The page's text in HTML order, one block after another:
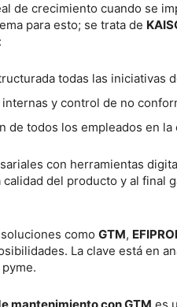
de crecimiento cuando se
para esto; se trata de
todas las iniciativas
y control de no
de todos los empleados en
con herramientas
del producto y al final
como GTM,
La clave está en